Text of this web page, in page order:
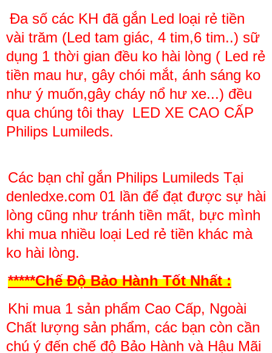
Đa số các KH đã gắn Led loại rẻ tiền
vài trăm (Led tam giác, 4 tim,6 tim..) sữ
dụng 1 thời gian đều ko hài lòng ( Led rẻ
tiền mau hư, gây chói mắt, ánh sáng ko
như ý muốn,gây cháy nổ hư xe...) đều
qua chúng tôi thay LED XE CAO CẤP
Philips Lumileds.
Các bạn chỉ gắn Philips Lumileds Tại
denledxe.com 01 lần để đạt được sự hài
lòng cũng như tránh tiền mất, bực mình
khi mua nhiều loại Led rẻ tiền khác mà
ko hài lòng.
*****Chế Độ Bảo Hành Tốt Nhất :
Khi mua 1 sản phẩm Cao Cấp, Ngoài
Chất lượng sản phẩm, các bạn còn cần
chú ý đến chế độ Bảo Hành và Hậu Mãi